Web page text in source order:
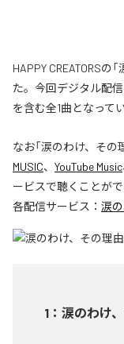
HAPPY CREATORSの
た。今回デジタル配
を含む全1曲となってい
なお「涙のわけ、その
MUSIC、 YouTube Music
ービスで聴くことがで
各配信サービス： 涙
1 ： 涙のわけ